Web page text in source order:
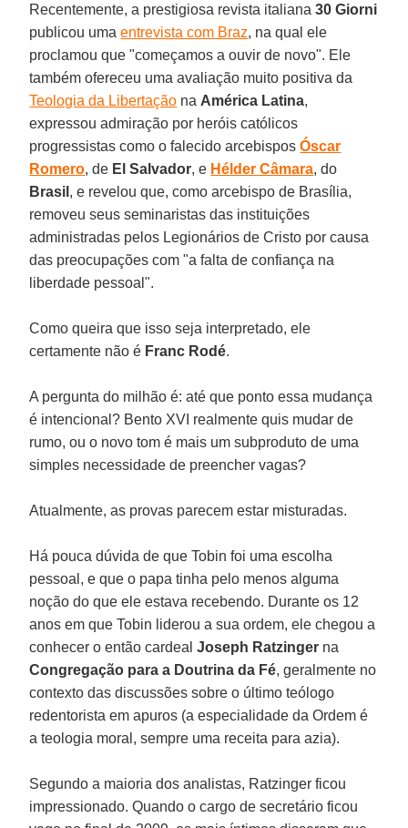
Recentemente, a prestigiosa revista italiana30 Giorni
publicou umaentrevista com Braz, na qual ele
proclamou que "começamos a ouvir de novo". Ele
também ofereceu uma avaliação muito positiva da
Teologia da Libertação na América Latina,
expressou admiração por heróis católicos
progressistas como o falecido arcebisposÓscar
Romero, de El Salvador, e Hélder Câmara, do
Brasil , e revelou que, como arcebispo de Brasília,
removeu seus seminaristas das instituições
administradas pelos Legionários de Cristo por causa
das preocupações com "a falta de confiança na
liberdade pessoal".
Como queira que isso seja interpretado, ele
certamente não é Franc Rodé.
A pergunta do milhão é: até que ponto essa mudança
é intencional? Bento XVI realmente quis mudar de
rumo, ou o novo tom é mais um subproduto de uma
simples necessidade de preencher vagas?
Atualmente, as provas parecem estar misturadas.
Há pouca dúvida de que Tobin foi uma escolha
pessoal, e que o papa tinha pelo menos alguma
noção do que ele estava recebendo. Durante os 12
anos em que Tobin liderou a sua ordem, ele chegou a
conhecer o então cardealJoseph Ratzinger na
Congregação para a Doutrina da Fé, geralmente no
contexto das discussões sobre o último teólogo
redentorista em apuros (a especialidade da Ordem é
a teologia moral, sempre uma receita para azia).
Segundo a maioria dos analistas, Ratzinger ficou
impressionado. Quando o cargo de secretário ficou